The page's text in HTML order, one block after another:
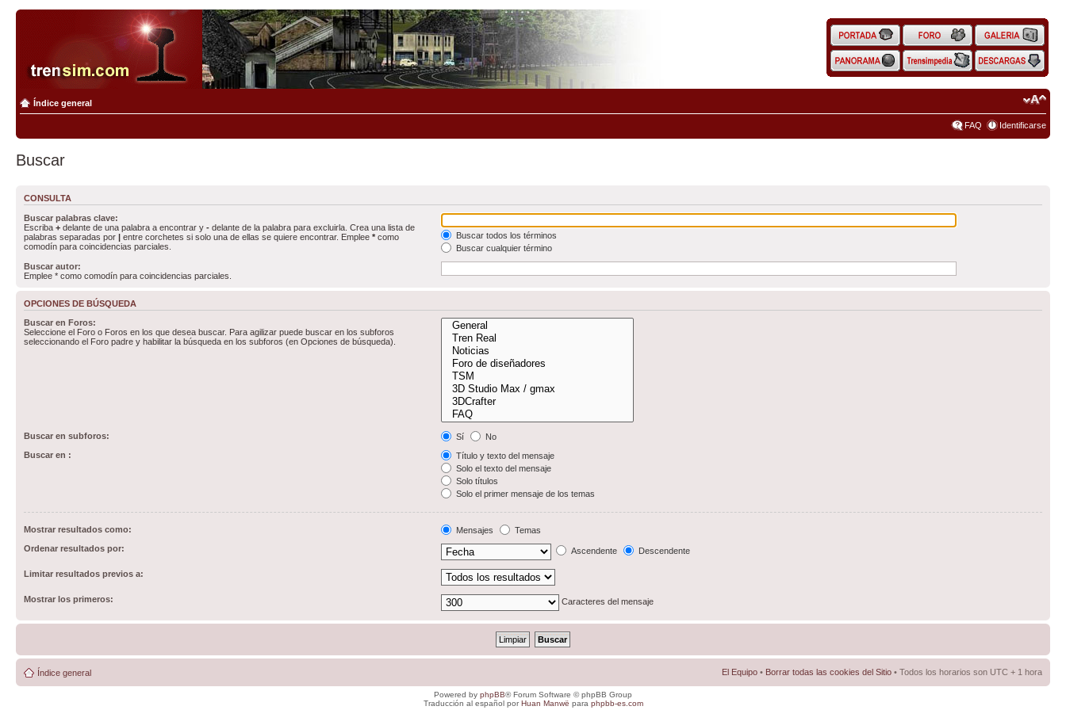
Índice general
FAQ Identificarse
Buscar
CONSULTA
Buscar palabras clave:
Escriba + delante de una palabra a encontrar y - delante de la palabra para excluirla. Crea una lista de
palabras separadas por | entre corchetes si solo una de ellas se quiere encontrar. Emplee * como
comodín para coincidencias parciales.
Buscar todos los términos
Buscar cualquier término
Buscar autor:
Emplee * como comodín para coincidencias parciales.
OPCIONES DE BÚSQUEDA
Buscar en Foros:
Seleccione el Foro o Foros en los que desea buscar. Para agilizar puede buscar en los subforos
seleccionando el Foro padre y habilitar la búsqueda en los subforos (en Opciones de búsqueda).
Buscar en subforos: Sí
No
Buscar en :
Título y texto del mensaje
Solo el texto del mensaje
Solo títulos
Solo el primer mensaje de los temas
Mostrar resultados como: Mensajes
Temas
Ordenar resultados por:
Ascendente Descendente
Limitar resultados previos a:
Mostrar los primeros: Caracteres del mensaje
Índice general El Equipo • Borrar todas las cookies del Sitio • Todos los horarios son UTC + 1 hora
Powered by phpBB® Forum Software © phpBB Group
Traducción al español porHuan Manwë para phpbb-es.com